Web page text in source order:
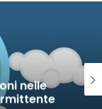
nelle